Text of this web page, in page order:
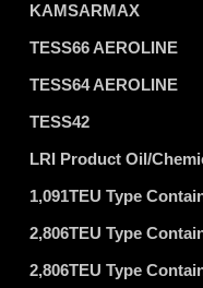
KAMSARMAX
TESS66 AEROLINE
TESS64 AEROLINE
TESS42
LRI Product Oil/
1,091TEU Type
2,806TEU Type
2,806TEU Type